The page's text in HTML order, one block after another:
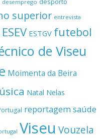
desemprego
superior entrevista
ESEV ESTGV futebol
de Viseu
Moimenta da Beira
Natal Nelas
reportagemsaúde
Viseu Vouzela